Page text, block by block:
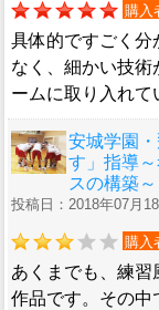
購入
具体的ですごく分
なく、細かい技術
ームに取り入れて
安城学園
す」指導
スの構築～
投稿日：2018年07月18
購入
あくまでも、練習
作品です。その中